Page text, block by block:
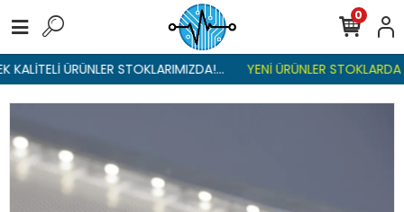
ÜRÜNLER STOKLARIMIZDA!... YENİ ÜRÜNLER STOKLARDA
0